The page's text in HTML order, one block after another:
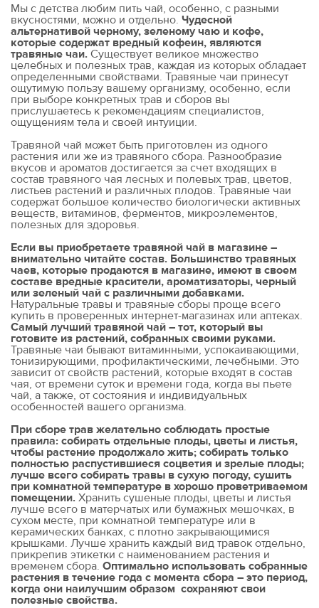
Мы с детства любим пить чай, особенно, с разными
вкусностями, можно и отдельно. Чудесной
альтернативой черному, зеленому чаю и кофе,
которые содержат вредный кофеин, являются
травяные чаи. Существует великое множество
целебных и полезных трав, каждая из которых обладает
определенными свойствами. Травяные чаи принесут
ощутимую пользу вашему организму, особенно, если
при выборе конкретных трав и сборов вы
прислушаетесь к рекомендациям специалистов,
ощущениям тела и своей интуиции.
Травяной чай может быть приготовлен из одного
растения или же из травяного сбора. Разнообразие
вкусов и ароматов достигается за счет входящих в
состав травяного чая лесных и полевых трав, цветов,
листьев растений и различных плодов. Травяные чаи
содержат большое количество биологически активных
веществ, витаминов, ферментов, микроэлементов,
полезных для здоровья.
Если вы приобретаете травяной чай в магазине –
внимательно читайте состав. Большинство травяных
чаев, которые продаются в магазине, имеют в своем
составе вредные красители, ароматизаторы, черный
или зеленый чай с различными добавками.
Натуральные травы и травяные сборы проще всего
купить в проверенных интернет-магазинах или аптеках.
Самый лучший травяной чай – тот, который вы
готовите из растений, собранных своими руками.
Травяные чаи бывают витаминными, успокаивающими,
тонизирующими, профилактическими, лечебными. Это
зависит от свойств растений, которые входят в состав
чая, от времени суток и времени года, когда вы пьете
чай, а также, от состояния и индивидуальных
особенностей вашего организма.
При сборе трав желательно соблюдать простые
правила: собирать отдельные плоды, цветы и листья,
чтобы растение продолжало жить; собирать только
полностью распустившиеся соцветия и зрелые плоды;
лучше всего собирать травы в сухую погоду, сушить
при комнатной температуре в хорошо проветриваемом
помещении. Хранить сушеные плоды, цветы и листья
лучше всего в матерчатых или бумажных мешочках, в
сухом месте, при комнатной температуре или в
керамических банках, с плотно закрывающимися
крышками. Лучше хранить каждый вид травок отдельно,
прикрепив этикетки с наименованием растения и
временем сбора. Оптимально использовать собранные
растения в течение года с момента сбора – это период,
когда они наилучшим образом сохраняют свои
полезные свойства.